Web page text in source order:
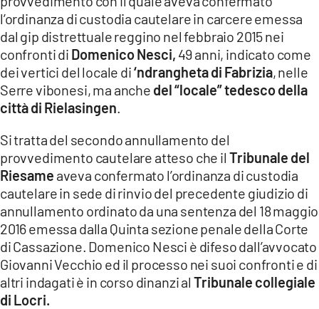
LACTV.IT
LACONAIR.IT
LACITYMAG.IT
ILREGGINO.IT
COSENZACHANNEL.IT
ILVIBONESE.IT
CATANZAROCHANNEL.IT
LACAPITALENEWS.IT
ANDROID
l’ordinanza di custodia cautelare in carcere emessa
dal gip distrettuale reggino nel febbraio 2015 nei
confronti di Domenico Nesci, 49 anni, indicato come
dei vertici del locale di‘ndrangheta di Fabrizia, nelle
Serre vibonesi, ma anche del “locale” tedesco della
città di Rielasingen.
Si tratta del secondo annullamento del
provvedimento cautelare atteso che il Tribunale del
Riesame aveva confermato l’ordinanza di custodia
cautelare in sede di rinvio del precedente giudizio di
annullamento ordinato da una sentenza del 18 maggio
2016 emessa dalla Quinta sezione penale della Corte
di Cassazione. Domenico Nesci è difeso dall’avvocato
Giovanni Vecchio ed il processo nei suoi confronti e di
altri indagati è in corso dinanzi al Tribunale collegiale
di Locri.